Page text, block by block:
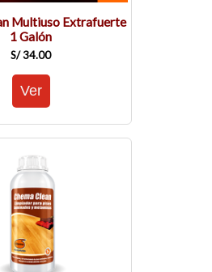
Multiuso Extrafuerte
1 Galón
S/ 34.00